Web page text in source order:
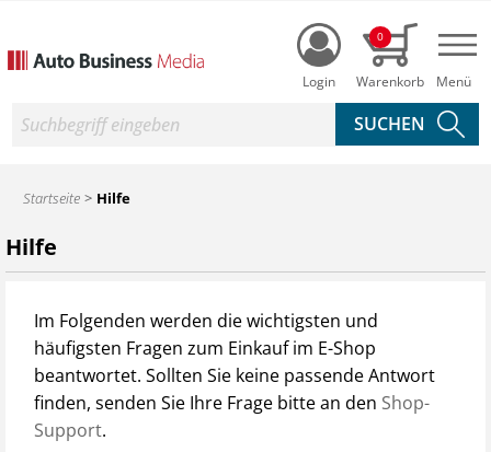
Login
0
Suche
Startseite Hilfe
Hilfe
Im Folgenden werden die wichtigsten und
häufigsten Fragen zum Einkauf im E-Shop
beantwortet. Sollten Sie keine passende Antwort
finden, senden Sie Ihre Frage bitte an den Shop-
Support.